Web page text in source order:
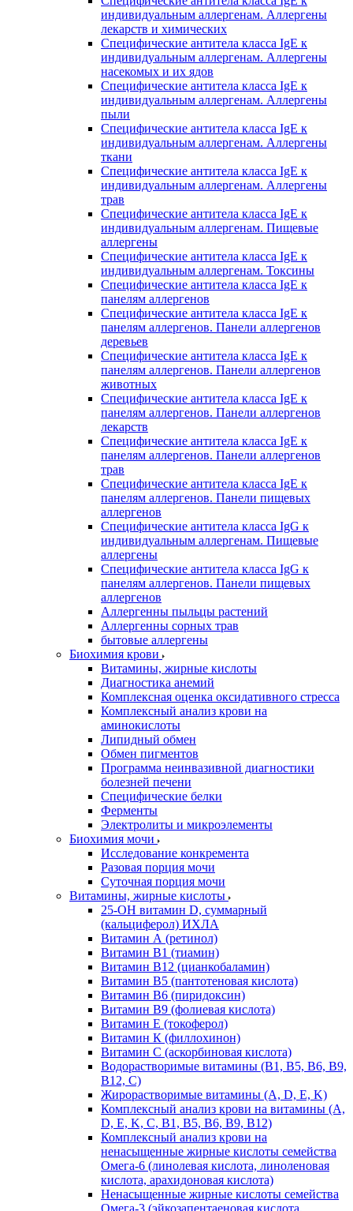
индивидуальным аллергенам. Аллергены
лекарств и химических
Специфические антитела класса IgE к
индивидуальным аллергенам. Аллергены
насекомых и их ядов
Специфические антитела класса IgE к
индивидуальным аллергенам. Аллергены
пыли
Специфические антитела класса IgE к
индивидуальным аллергенам. Аллергены
ткани
Специфические антитела класса IgE к
индивидуальным аллергенам. Аллергены
трав
Специфические антитела класса IgE к
индивидуальным аллергенам. Пищевые
аллергены
Специфические антитела класса IgE к
индивидуальным аллергенам. Токсины
Специфические антитела класса IgE к
панелям аллергенов
Специфические антитела класса IgE к
панелям аллергенов. Панели аллергенов
деревьев
Специфические антитела класса IgE к
панелям аллергенов. Панели аллергенов
животных
Специфические антитела класса IgE к
панелям аллергенов. Панели аллергенов
лекарств
Специфические антитела класса IgE к
панелям аллергенов. Панели аллергенов
трав
Специфические антитела класса IgE к
панелям аллергенов. Панели пищевых
аллергенов
Специфические антитела класса IgG к
индивидуальным аллергенам. Пищевые
аллергены
Специфические антитела класса IgG к
панелям аллергенов. Панели пищевых
аллергенов
Аллергенны пыльцы растений
Аллергенны сорных трав
бытовые аллергены
Биохимия крови
Витамины, жирные кислоты
Диагностика анемий
Комплексная оценка оксидативного стресса
Комплексный анализ крови на
аминокислоты
Липидный обмен
Обмен пигментов
Программа неинвазивной диагностики
болезней печени
Специфические белки
Ферменты
Электролиты и микроэлементы
Биохимия мочи
Исследование конкремента
Разовая порция мочи
Суточная порция мочи
Витамины, жирные кислоты
25-OH витамин D, суммарный
(кальциферол) ИХЛА
Витамин А (ретинол)
Витамин В1 (тиамин)
Витамин В12 (цианкобаламин)
Витамин В5 (пантотеновая кислота)
Витамин В6 (пиридоксин)
Витамин В9 (фолиевая кислота)
Витамин Е (токоферол)
Витамин К (филлохинон)
Витамин С (аскорбиновая кислота)
Водорастворимые витамины (B1, B5, B6, В9,
В12, С)
Жирорастворимые витамины (A, D, E, K)
Комплексный анализ крови на витамины (A,
D, E, K, C, B1, B5, B6, В9, B12)
Комплексный анализ крови на
ненасыщенные жирные кислоты семейства
Омега-6 (линолевая кислота, линоленовая
кислота, арахидоновая кислота)
Ненасыщенные жирные кислоты семейства
Омега-3 (эйкозапентаеновая кислота,